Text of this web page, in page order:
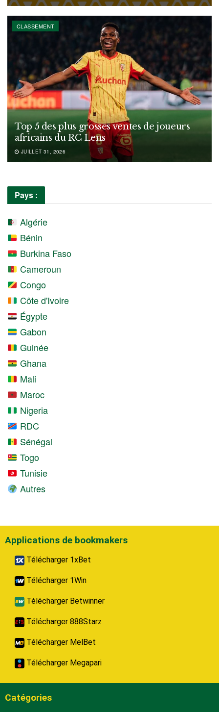
CLASSEMENT
Top 5 des plus grosses ventes de joueurs
africains du RC Lens
JUILLET 31, 2026
Pays :
Algérie
Bénin
Burkina Faso
Cameroun
Congo
Côte d'Ivoire
Égypte
Gabon
Guinée
Ghana
Mali
Maroc
Nigeria
RDC
Sénégal
Togo
Tunisie
Autres
Applications de bookmakers
Télécharger 1xBet
Télécharger 1Win
Télécharger Betwinner
Télécharger 888Starz
Télécharger MelBet
Télécharger Megapari
Catégories